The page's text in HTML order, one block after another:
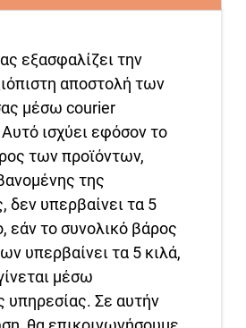
εξασφαλίζει την
αποστολή των
μέσω courier
ισχύει εφόσον το
των προϊόντων,
της
δεν υπερβαίνει τα 5
εάν το συνολικό βάρος
υπερβαίνει τα 5 κιλά,
μέσω
υπηρεσίας. Σε αυτήν